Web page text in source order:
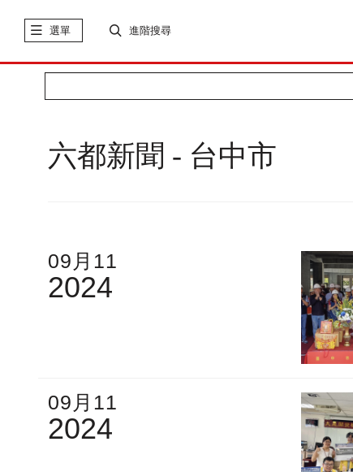
選單 進階搜尋
六都新聞 - 台中市
09月11
2024
09月11
2024